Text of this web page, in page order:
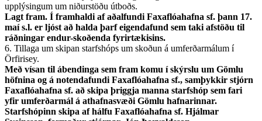
upplýsingum um niðurstöðu útboðs.
Lagt fram. Í framhaldi af aðalfundi Faxaflóahafna sf. þann 17.
maí s.l. er ljóst að halda þarf eigendafund sem taki afstöðu til
ráðningar endur-skoðenda fyrirtækisins.
6. Tillaga um skipan starfshóps um skoðun á umferðarmálum í
Örfirisey.
Með vísan til ábendinga sem fram komu í skýrslu um Gömlu
höfnina og á notendafundi Faxaflóahafna sf., samþykkir stjórn
Faxaflóahafna sf. að skipa þriggja manna starfshóp sem fari
yfir umferðarmál á athafnasvæði Gömlu hafnarinnar.
Starfshópinn skipa af hálfu Faxaflóahafna sf. Hjálmar